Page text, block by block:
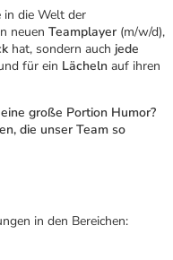
in die Welt der
neuen Teamplayer(m/w/d),
hat, sondern auch jede
für ein Lächeln auf ihren
große Portion Humor?
die unser Team so
in den Bereichen: